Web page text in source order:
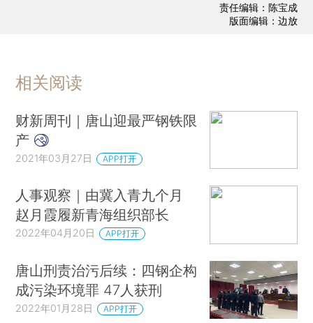
责任编辑：陈宝成
版面编辑：边放
相关阅读
财新周刊｜唐山迎最严钢铁限
产
2021年03月27日 APP打开
人事观察｜由冀入青九个月
赵月霞履新青海组织部长
2022年04月20日 APP打开
唐山刑责治污后续：四钢企构
成污染环境罪 47人获刑
2022年01月28日 APP打开